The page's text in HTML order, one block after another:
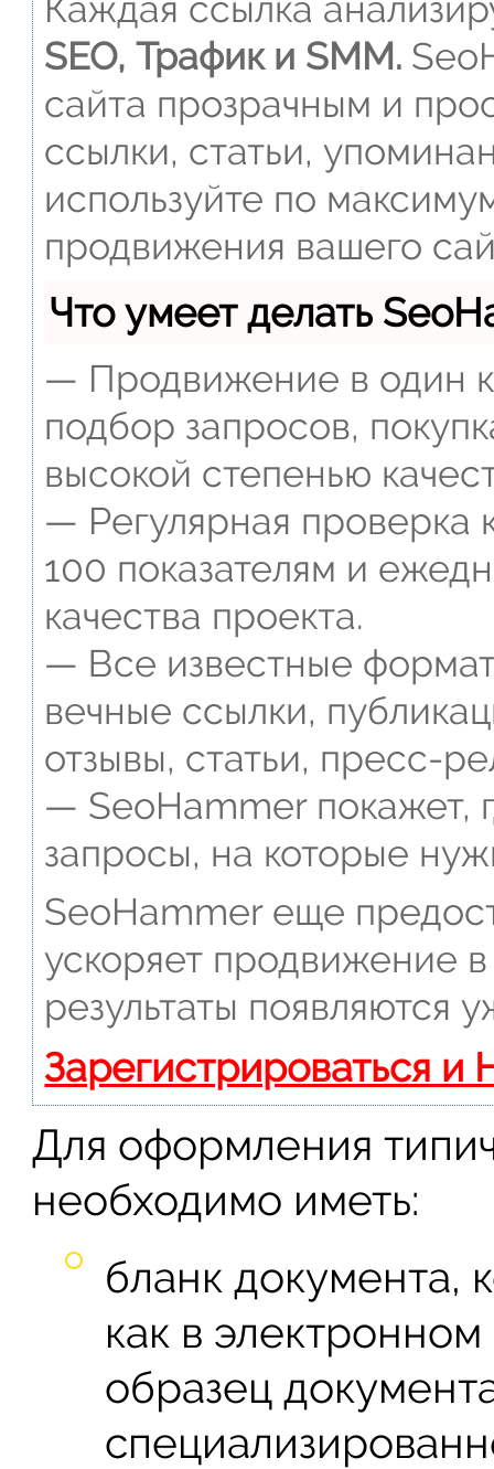
SEO, Трафик и SMM.
сайта прозрачным и
ссылки, статьи,
используйте по
продвижения вашего
Что умеет делать
— Продвижение в один
подбор запросов,
высокой степенью
— Регулярная проверка
100 показателям и
качества проекта.
— Все известные
вечные ссылки,
отзывы, статьи, пресс-
— SeoHammer покажет,
запросы, на которые
SeoHammer еще
ускоряет продвижение
результаты появляются
Зарегистрироваться и
Для оформления
необходимо иметь:
бланк документа,
как в
образец